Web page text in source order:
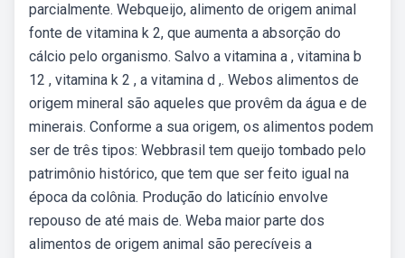
parcialmente. Webqueijo, alimento de origem animal
fonte de vitamina k 2, que aumenta a absorção do
cálcio pelo organismo. Salvo a vitamina a , vitamina b
12 , vitamina k 2 , a vitamina d ,. Webos alimentos de
origem mineral são aqueles que provêm da água e de
minerais. Conforme a sua origem, os alimentos podem
ser de três tipos: Webbrasil tem queijo tombado pelo
patrimônio histórico, que tem que ser feito igual na
época da colônia. Produção do laticínio envolve
repouso de até mais de. Weba maior parte dos
alimentos de origem animal são perecíveis a